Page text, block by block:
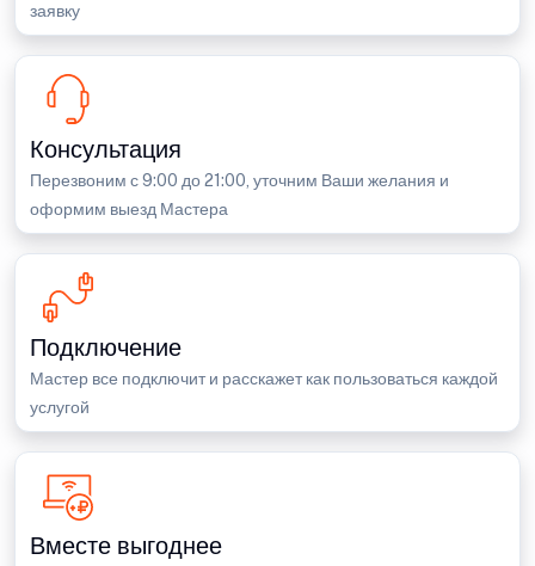
заявку
Консультация
Перезвоним с 9:00 до 21:00, уточним Ваши желания и
оформим выезд Мастера
Подключение
Мастер все подключит и расскажет как пользоваться каждой
услугой
Вместе выгоднее